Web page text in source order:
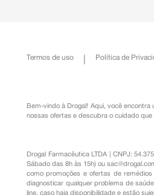
Termos de uso Política de
Bem-vindo à Drogal! Aqui, você
nossas ofertas e descubra o cuidado que
Drogal Farmacêutica LTDA | CNPJ:
Sábado das 8h às 15h) ou
como promoções e ofertas de
diagnosticar qualquer problema de
line, caso haja disponibilidade e estão